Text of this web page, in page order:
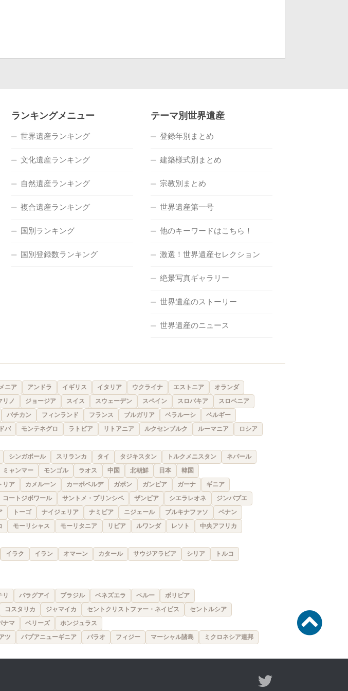
ランキングメニュー
世界遺産ランキング
文化遺産ランキング
自然遺産ランキング
複合遺産ランキング
国別ランキング
国別登録数ランキング
テーマ別世界遺産
登録年別まとめ
建築様式別まとめ
宗教別まとめ
世界遺産第一号
他のキーワードはこちら！
激選！世界遺産セレクション
絶景写真ギャラリー
世界遺産のストーリー
世界遺産のニュース
ニア アンドラ イギリス イタリア ウクライナ エストニア
オランダ
リノ ジョージア スイス スウェーデン スペイン スロバキア
スロベニア
バチカン フィンランド フランス ブルガリア ベラルーシ
ベルギー
バ モンテネグロ ラトビア リトアニア ルクセンブルク ルーマニア
ロシア
シンガポール スリランカ タイ タジキスタン トルクメニスタン
ネパール
ミャンマー モンゴル ラオス 中国 北朝鮮 日本 韓国
リア カメルーン カーボベルデ ガボン ガンビア ガーナ
ギニア
コートジボワール サントメ・プリンシペ ザンビア シエラレオネ
ジンバブエ
トーゴ ナイジェリア ナミビア ニジェール ブルキナファソ
ベナン
モーリシャス モーリタニア リビア ルワンダ レソト
中央アフリカ
イラク イラン オマーン カタール サウジアラビア シリア
トルコ
リ パラグアイ ブラジル ベネズエラ ペルー ボリビア
コスタリカ ジャマイカ セントクリストファー・ネイビス
セントルシア
ナマ ベリーズ ホンジュラス
ツ パプアニューギニア パラオ フィジー マーシャル諸島 ミクロネシア連邦